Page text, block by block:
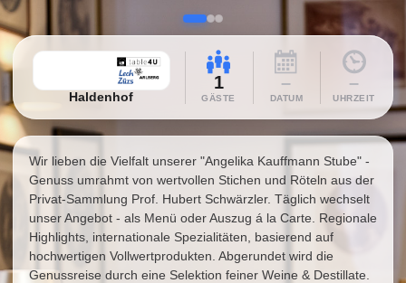
Haldenhof
1
GÄSTE
–
DATUM
–
UHRZEIT
Wir lieben die Vielfalt unserer "Angelika Kauffmann Stube" -
Genuss umrahmt von wertvollen Stichen und Röteln aus der
Privat-Sammlung Prof. Hubert Schwärzler. Täglich wechselt
unser Angebot - als Menü oder Auszug á la Carte. Regionale
Highlights, internationale Spezialitäten, basierend auf
hochwertigen Vollwertprodukten. Abgerundet wird die
Genussreise durch eine Selektion feiner Weine & Destillate.